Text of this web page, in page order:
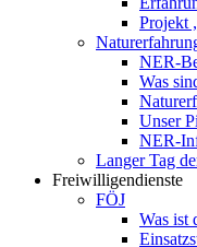
Projekt
NER-
Was
Unser
NER-
Langer Tag
Freiwilligendienste
FÖJ
Was ist